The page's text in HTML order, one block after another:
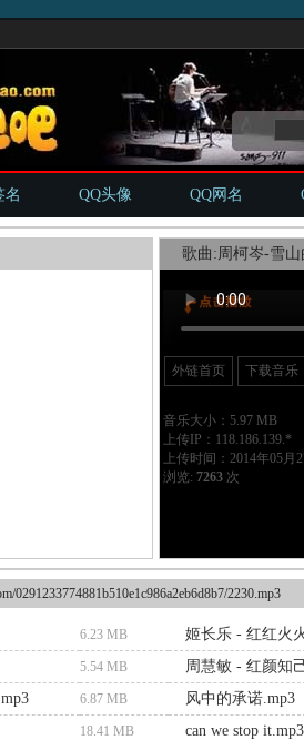
名 QQ头像 QQ网名
歌曲:周柯岑-雪山
外链首页 下载音乐
音乐大小：5.97 MB
上传IP：118.186.139.*
上传时间：2014年05月
浏览: 7263次
0291233774881b510e1c986a2eb6d8b7/2230.mp3
6.23 MB
姬长乐 - 红红火
5.54 MB
周慧敏 - 红颜知
6.87 MB
风中的承诺.mp3
18.41 MB
can we stop it.mp3